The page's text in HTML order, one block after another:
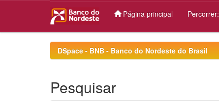
Página principal Percorrer:
DSpace - BNB - Banco do Nordeste do Brasil
Pesquisar